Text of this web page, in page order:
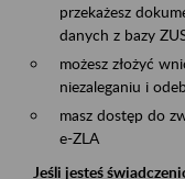
przekażesz
danych z bazy
możesz złożyć
niezaleganiu i
masz dostęp do
e-ZLA
Jeśli jesteś